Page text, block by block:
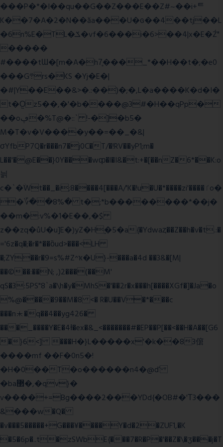
���P�*�I��qu��G��Z��� E��Z#~��i+ᄐ
K��7�A�2�N��ăa���U�ɢ��4��tj��L
�6n%E�TL�ݎ�vf�6���i�6>��4|x�E�Ź"
�����
#����tƜ�[m�A�h7̥���_*��H��t�;�e0
���G܊rs�֗KS �Yj�E�|
�#|Y��E��&>�.:��)�;�,L�a����K�d�I�
t�O͖z5��,�'�b����@3#�H��qPp�
��oڥ�%T@�::` !-�]�b5�
M�T�v�V����y��=��_�&|
σYfbP7Q�r���n7�j0C�T/�!RV��yP1;m�
L��'�@E��}0Y���wȹ�l�I&�t:+�[��nZ�6*��K:o
늵
c�`�ۨWt��_�i;8����4[���A/'K�!u�U�*����zi'����ٵo�
�؆��8%� t�;*b��������*��j�
��m�:v%�1�E��,�$
z��zq�ůU�u]E�)yZ�Hׇ�5�a{�Ydwaȥ��Z��h�v�t.:�
='6z�q�;�r�*��ȍud>���<LH
�;ZY��r�9=s%#Z^ҡ�U}-���a�4d ��3&�[M|
��©��:��N; ,)2���(��M'
qS�3:5PS"8`a�\h�y�MhS�'��2r�x���h[����XGf�]�Ja�o
%@����9��M�8 <� R�U��V�*���c
���n⯸�q��4��yg426�
���_����Y�E�4Ɨ�ex�&_<�������#�EP��P[��<��H�A��[G6
�}6<] ���H�}L�����x'�k��83僒
����mf ��F�0n5�!
�H�0��T�o������n4�@ď
�ba޲�,�qv}�
v����+=Bg����2���YDd{�OB#�'Τ3���
&���w�Q�
�v���5�����+G���¥����Y�d�2�ZUF1,�K
�5�6p�..t�zSWbE{���7�R�P�'��Z�\�ʒ���j�T